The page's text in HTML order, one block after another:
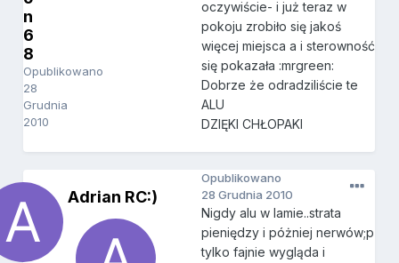
n
6
8
Opublikowano
28
Grudnia
2010
oczywiście- i już teraz w
pokoju zrobiło się jakoś
więcej miejsca a i sterowność
się pokazała :mrgreen:
Dobrze że odradziliście te
ALU
DZIĘKI CHŁOPAKI
Adrian RC:)
Opublikowano
28 Grudnia 2010
Nigdy alu w lamie..strata
pieniędzy i póżniej nerwów;p
tylko fajnie wygląda i